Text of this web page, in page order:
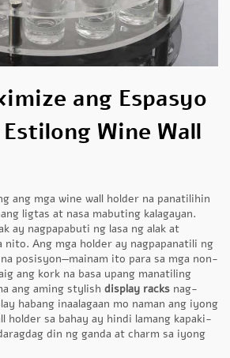
ang Espasyo
Wine Wall
ang mga wine wall holder na panatilihin
ligtas at nasa mabuting kalagayan.
ay nagpapabuti ng lasa ng alak at
nito. Ang mga holder ay nagpapanatili ng
posisyon—mainam ito para sa mga non-
ang kork na basa upang manatiling
ang aming stylish display racks nag-
habang inaalagaan mo naman ang iyong
holder sa bahay ay hindi lamang kapaki-
din ng ganda at charm sa iyong